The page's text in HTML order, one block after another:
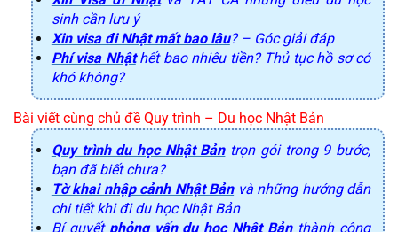
sinh cần lưu ý
Xin visa đi Nhật mất bao lâu? – Góc giải đáp
Phí visa Nhật hết bao nhiêu tiền? Thủ tục hồ sơ có
khó không?
Bài viết cùng chủ đề Quy trình – Du học Nhật Bản
Quy trình du học Nhật Bảntrọn gói trong 9 bước,
bạn đã biết chưa?
Tờ khai nhập cảnh Nhật Bảnvà những hướng dẫn
chi tiết khi đi du học Nhật Bản
Bí quyết phỏng vấn du học Nhật Bảnthành công